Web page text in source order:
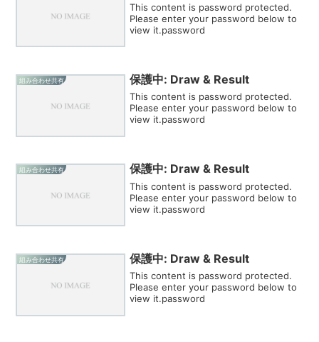
This content is password protected.
Please enter your password below to
view it.password
組み合わせ共有 保護中: Draw & Result
This content is password protected.
Please enter your password below to
view it.password
組み合わせ共有 保護中: Draw & Result
This content is password protected.
Please enter your password below to
view it.password
組み合わせ共有 保護中: Draw & Result
This content is password protected.
Please enter your password below to
view it.password